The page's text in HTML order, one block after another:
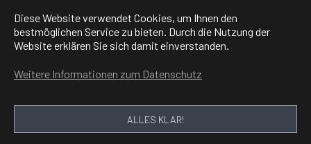
Diese Website verwendet Cookies, um Ihnen den
bestmöglichen Service zu bieten. Durch die Nutzung der
Website erklären Sie sich damit einverstanden.
Weitere Informationen zum Datenschutz
ALLES KLAR!
Sitemap
FACHRICHTUNGEN
Elektronik und technische Informatik
Informationstechnologie